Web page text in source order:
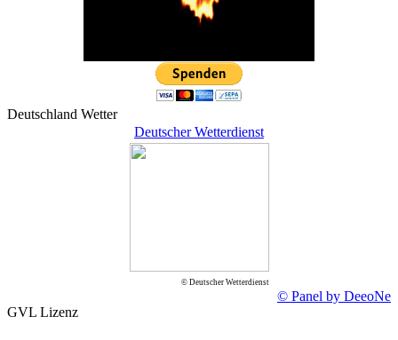
Deutschland Wetter
Deutscher Wetterdienst
© Deutscher Wetterdienst
© Panel by DeeoNe
GVL Lizenz